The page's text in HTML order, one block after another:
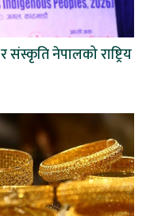
नेपालको राष्ट्रिय